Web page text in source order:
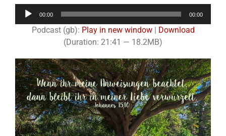
Audio-
00:00 00:00
Podcast (gb): Play in new window|
Download
(Duration: 21:41 — 18.2MB)